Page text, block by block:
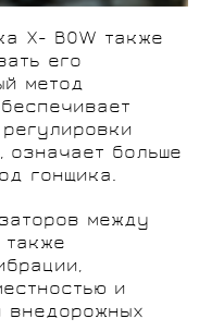
X- BOW также
его
метод
означает больше
гонщика.
между
также
и
внедорожных